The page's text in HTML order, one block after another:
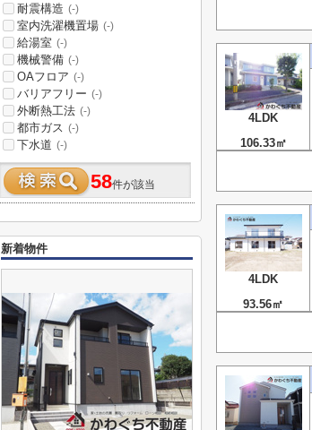
4LDK
106.33㎡
4LDK
93.56㎡
耐震構造 (-)
室内洗濯機置場 (-)
給湯室 (-)
機械警備 (-)
OAフロア (-)
バリアフリー (-)
外断熱工法 (-)
都市ガス (-)
下水道 (-)
58件が該当
新着物件